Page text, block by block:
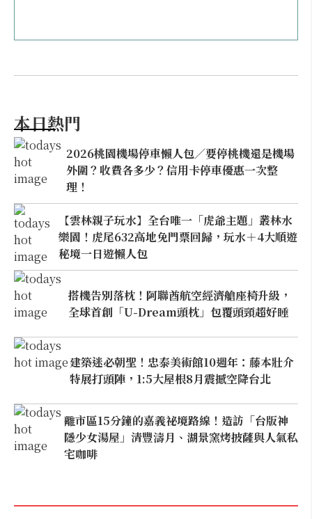
本日熱門
2026桃園機場停車懶人包／要停桃機還是機場
外圍？收費各多少？信用卡停車優惠一次整
理！
【雲林親子玩水】全台唯一「虎爺主題」叢林水
樂園！虎尾632高地免門票回歸，玩水＋4大順遊
秘境一日遊懶人包
搭機告別落枕！阿聯酋航空經濟艙座椅升級，
全球首創「U-Dream頭枕」包覆頭頸超好睡
建築迷必朝聖！忠泰美術館10週年：藤本壯介
特展打頭陣，1:5大屋根8月震撼空降台北
離市區15分鐘的嘉義祕境路線！造訪「台版神
隱少女湯屋」清豐濤月、湖景窯烤披薩與人氣私
宅咖啡